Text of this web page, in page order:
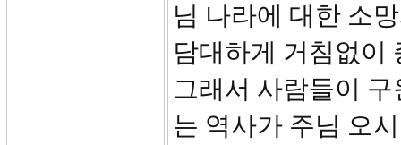
님 나라에 대한 소
담대하게 거침없이
그래서 사람들이
는 역사가 주님 오